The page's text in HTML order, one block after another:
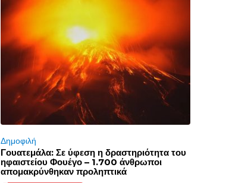
Δημοφιλή
Γουατεμάλα: Σε ύφεση η δραστηριότητα του
ηφαιστείου Φουέγο – 1.700 άνθρωποι
απομακρύνθηκαν προληπτικά